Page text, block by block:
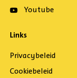
Youtube
Links
Privacybeleid
Cookiebeleid